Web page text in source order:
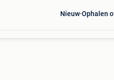
Nieuw Ophalen